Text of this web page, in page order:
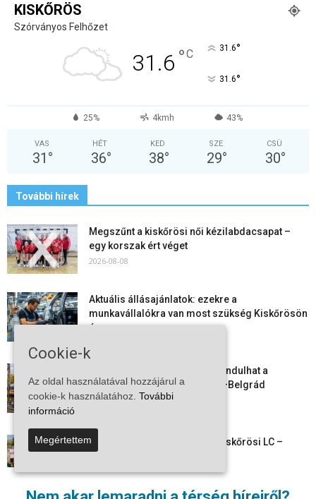
KISKŐRÖS
Szórványos Felhőzet
31.6 °C 31.6°
31.6°
25% 4kmh 43%
VAS
31 °
HÉT
36°
KED
38°
SZE
29°
CSÜ
30°
További hírek
Megszűnt a kiskőrösi női kézilabdacsapat –
egy korszak ért véget
2026-08-08
Aktuális állásajánlatok: ezekre a
munkavállalókra van most szükség Kiskőrösön
és a...
Vitézy Dávid: már ősszel újraindulhat a
személyszállítás a Budapest–Belgrád
vasútvonalon
Megkezdte a felkészülést a Kiskőrösi LC –
2026-08-06
Cookie-k
Az oldal használatával hozzájárul a
cookie-k használatához. További
információ
Megértettem